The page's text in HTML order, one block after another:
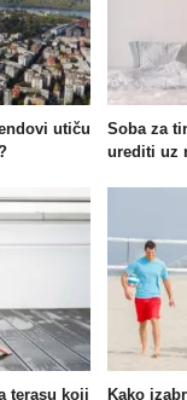
utiču
Soba za
urediti uz
terasu koji
Kako